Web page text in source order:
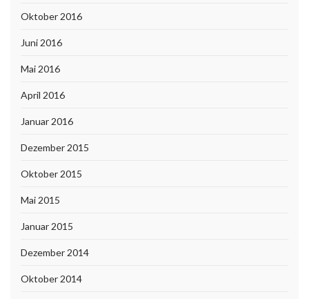
Oktober 2016
Juni 2016
Mai 2016
April 2016
Januar 2016
Dezember 2015
Oktober 2015
Mai 2015
Januar 2015
Dezember 2014
Oktober 2014